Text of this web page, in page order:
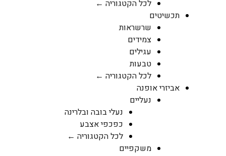
לכל הקטגוריה ←
תכשיטים
שרשראות
צמידים
עגילים
טבעות
לכל הקטגוריה ←
אביזרי אופנה
נעליים
נעלי בובה ובלרינה
כפכפי אצבע
לכל הקטגוריה ←
משקפיים